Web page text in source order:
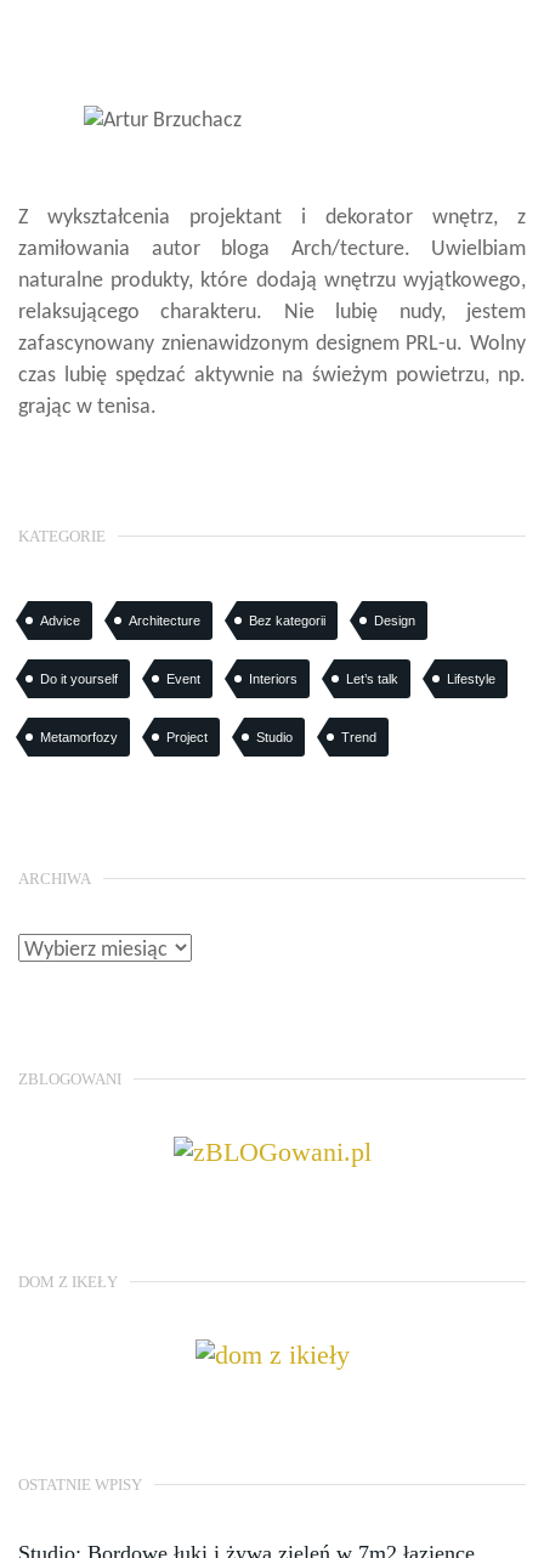
Z wykształcenia projektant i dekorator wnętrz, z
zamiłowania autor bloga Arch/tecture. Uwielbiam
naturalne produkty, które dodają wnętrzu wyjątkowego,
relaksującego charakteru. Nie lubię nudy, jestem
zafascynowany znienawidzonym designem PRL-u. Wolny
czas lubię spędzać aktywnie na świeżym powietrzu, np.
grając w tenisa.
KATEGORIE
Advice Architecture Bez kategorii Design
Do it yourself Event Interiors Let’s talk Lifestyle
Metamorfozy Project Studio Trend
ARCHIWA
ZBLOGOWANI
DOM Z IKEŁY
OSTATNIE WPISY